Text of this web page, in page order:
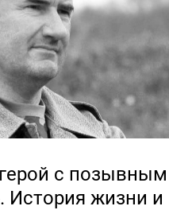
с позывным
История жизни и